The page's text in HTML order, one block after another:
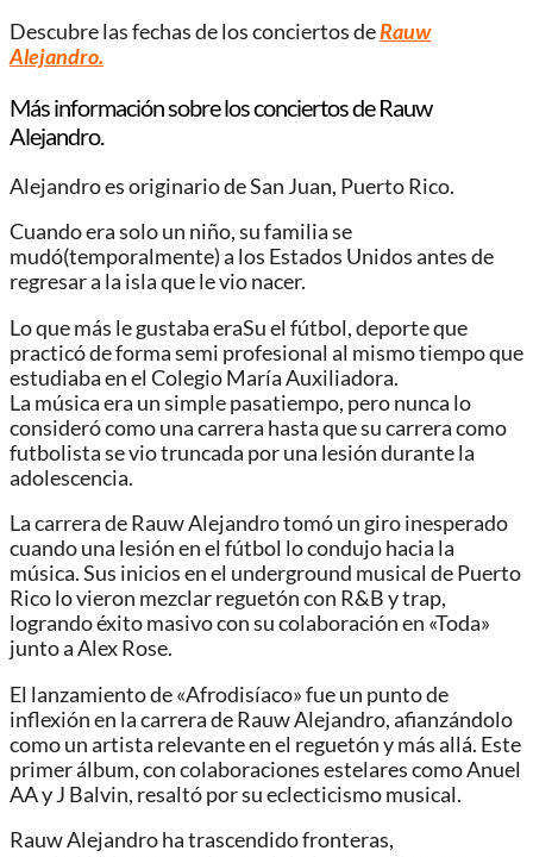
Descubre las fechas de los conciertos deRauw
Alejandro.
Más información sobre los conciertos de Rauw
Alejandro.
Alejandro es originario de San Juan, Puerto Rico.
Cuando era solo un niño, su familia se
mudó(temporalmente) a los Estados Unidos antes de
regresar a la isla que le vio nacer.
Lo que más le gustaba eraSu el fútbol, ​​deporte que
practicó de forma semi profesional al mismo tiempo que
estudiaba en el Colegio María Auxiliadora.
La música era un simple pasatiempo, pero nunca lo
consideró como una carrera hasta que su carrera como
futbolista se vio truncada por una lesión durante la
adolescencia.
La carrera de Rauw Alejandro tomó un giro inesperado
cuando una lesión en el fútbol lo condujo hacia la
música. Sus inicios en el underground musical de Puerto
Rico lo vieron mezclar reguetón con R&B y trap,
logrando éxito masivo con su colaboración en «Toda»
junto a Alex Rose.
El lanzamiento de «Afrodisíaco» fue un punto de
inflexión en la carrera de Rauw Alejandro, afianzándolo
como un artista relevante en el reguetón y más allá. Este
primer álbum, con colaboraciones estelares como Anuel
AA y J Balvin, resaltó por su eclecticismo musical.
Rauw Alejandro ha trascendido fronteras,